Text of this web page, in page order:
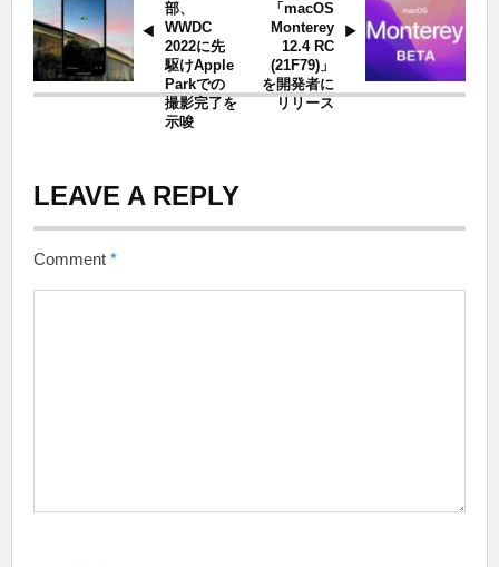
部、
WWDC
2022に先
駆けApple
Parkでの
撮影完了を
示唆
「macOS
Monterey
12.4 RC
(21F79)」
を開発者に
リリース
LEAVE A REPLY
Comment *